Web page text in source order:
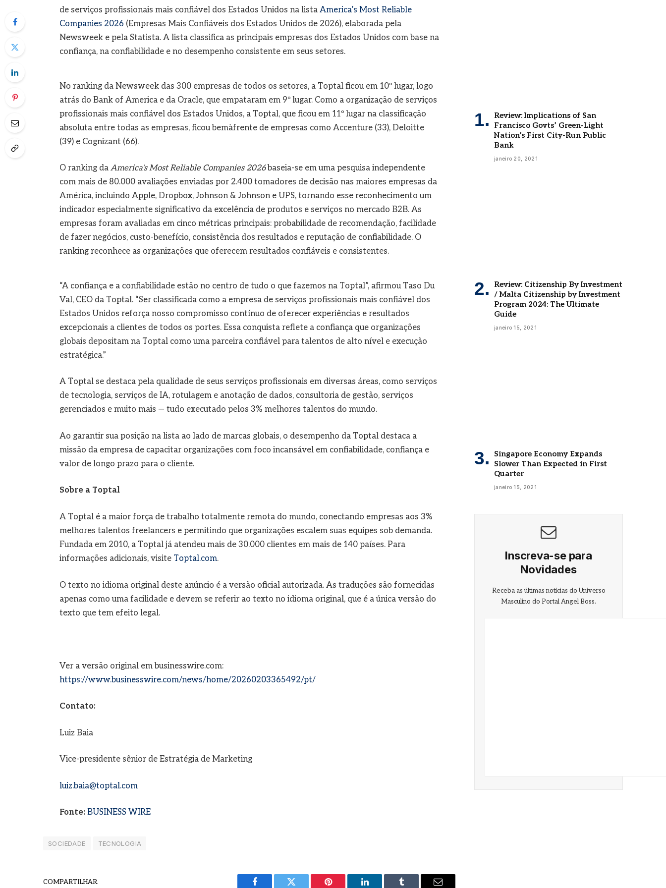
de serviços profissionais mais confiável dos Estados Unidos na lista America’s Most Reliable
Companies 2026 (Empresas Mais Confiáveis dos Estados Unidos de 2026), elaborada pela
Newsweek e pela Statista. A lista classifica as principais empresas dos Estados Unidos com base na
confiança, na confiabilidade e no desempenho consistente em seus setores.
No ranking da Newsweek das 300 empresas de todos os setores, a Toptal ficou em 10º lugar, logo
atrás do Bank of America e da Oracle, que empataram em 9º lugar. Como a organização de serviços
profissionais mais confiável dos Estados Unidos, a Toptal, que ficou em 11º lugar na classificação
absoluta entre todas as empresas, ficou bemàfrente de empresas como Accenture (33), Deloitte
(39) e Cognizant (66).
O ranking da America’s Most Reliable Companies 2026baseia-se em uma pesquisa independente
com mais de 80.000 avaliações enviadas por 2.400 tomadores de decisão nas maiores empresas da
América, incluindo Apple, Dropbox, Johnson & Johnson e UPS, tornando esse reconhecimento um
indicador especialmente significativo da excelência de produtos e serviços no mercado B2B. As
empresas foram avaliadas em cinco métricas principais: probabilidade de recomendação, facilidade
de fazer negócios, custo-benefício, consistência dos resultados e reputação de confiabilidade. O
ranking reconhece as organizações que oferecem resultados confiáveis e consistentes.
“A confiança e a confiabilidade estão no centro de tudo o que fazemos na Toptal”, afirmou Taso Du
Val, CEO da Toptal. “Ser classificada como a empresa de serviços profissionais mais confiável dos
Estados Unidos reforça nosso compromisso contínuo de oferecer experiências e resultados
excepcionais a clientes de todos os portes. Essa conquista reflete a confiança que organizações
globais depositam na Toptal como uma parceira confiável para talentos de alto nível e execução
estratégica.”
A Toptal se destaca pela qualidade de seus serviços profissionais em diversas áreas, como serviços
de tecnologia, serviços de IA, rotulagem e anotação de dados, consultoria de gestão, serviços
gerenciados e muito mais — tudo executado pelos 3% melhores talentos do mundo.
Ao garantir sua posição na lista ao lado de marcas globais, o desempenho da Toptal destaca a
missão da empresa de capacitar organizações com foco incansável em confiabilidade, confiança e
valor de longo prazo para o cliente.
Sobre a Toptal
A Toptal é a maior força de trabalho totalmente remota do mundo, conectando empresas aos 3%
melhores talentos freelancers e permitindo que organizações escalem suas equipes sob demanda.
Fundada em 2010, a Toptal já atendeu mais de 30.000 clientes em mais de 140 países. Para
informações adicionais, visite Toptal.com.
O texto no idioma original deste anúncio é a versão oficial autorizada. As traduções são fornecidas
apenas como uma facilidade e devem se referir ao texto no idioma original, que é a única versão do
texto que tem efeito legal.
Ver a versão original em businesswire.com:
https://www.businesswire.com/news/home/20260203365492/pt/
Contato:
Luiz Baia
Vice-presidente sênior de Estratégia de Marketing
luiz.baia@toptal.com
Fonte: BUSINESS WIRE
SOCIEDADE TECNOLOGIA
COMPARTILHAR.
Review: Implications of San
Francisco Govts’ Green-Light
Nation’s First City-Run Public
Bank
janeiro 20, 2021
Review: Citizenship By Investment
/ Malta Citizenship by Investment
Program 2024: The Ultimate
Guide
janeiro 15, 2021
Singapore Economy Expands
Slower Than Expected in First
Quarter
janeiro 15, 2021
Inscreva-se para
Novidades
Receba as últimas notícias do Universo
Masculino do Portal Angel Boss.